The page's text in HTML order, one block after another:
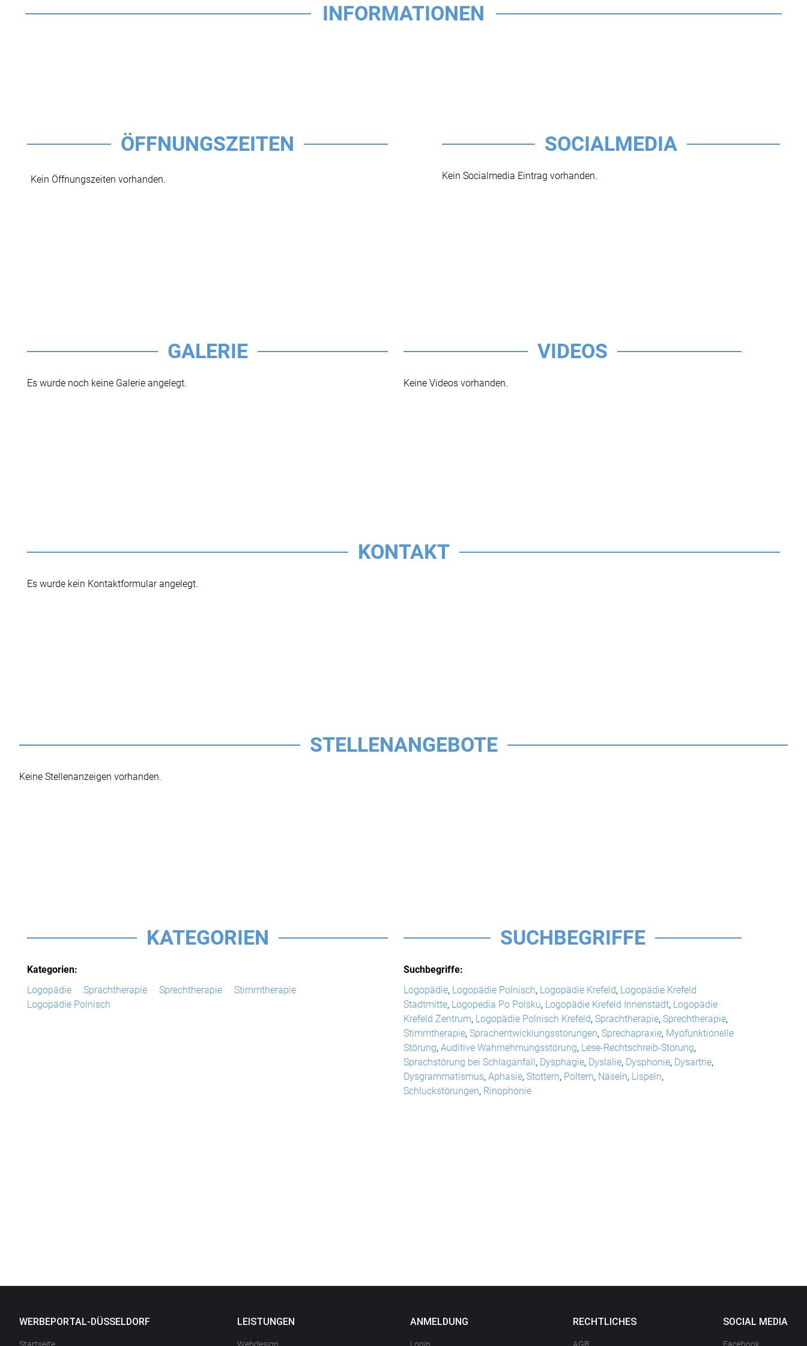
INFORMATIONEN
ÖFFNUNGSZEITEN
Kein Öffnungszeiten vorhanden.
SOCIALMEDIA
Kein Socialmedia Eintrag vorhanden.
GALERIE
Es wurde noch keine Galerie angelegt.
VIDEOS
Keine Videos vorhanden.
KONTAKT
Es wurde kein Kontaktformular angelegt.
STELLENANGEBOTE
Keine Stellenanzeigen vorhanden.
KATEGORIEN
Kategorien:
Logopädie
Sprachtherapie Sprechtherapie
Stimmtherapie
Logopädie Polnisch
SUCHBEGRIFFE
Suchbegriffe:
Logopädie, Logopädie Polnisch, Logopädie Krefeld, Logopädie Krefeld
Stadtmitte, Logopedia Po Polsku, Logopädie Krefeld Innenstadt, Logopädie
Krefeld Zentrum, Logopädie Polnisch Krefeld, Sprachtherapie, Sprechtherapie,
Stimmtherapie, Sprachentwicklungsstörungen, Sprechapraxie, Myofunktionelle
Störung, Auditive Wahrnehmungsstörung, Lese-Rechtschreib-Störung,
Sprachstörung bei Schlaganfall, Dysphagie, Dyslalie, Dysphonie, Dysartrie,
Dysgrammatismus, Aphasie, Stottern, Poltern, Näseln, Lispeln,
Schluckstörungen, Rinophonie
WERBEPORTAL-DÜSSELDORF LEISTUNGEN ANMELDUNG RECHTLICHES SOCIAL MEDIA